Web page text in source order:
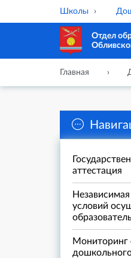
Школы
Отдел
Главная
аттестация
условий
Мониторинг